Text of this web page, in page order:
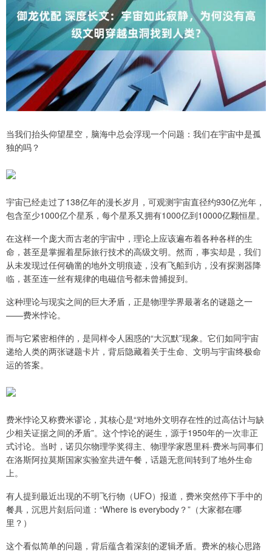
当我们抬头仰望星空，脑海中总会浮现一个问题：我们在宇宙中是孤
独的吗？
宇宙已经走过了138亿年的漫长岁月，可观测宇宙直径约930亿光年，
包含至少1000亿个星系，每个星系又拥有1000亿到10000亿颗恒星。
在这样一个庞大而古老的宇宙中，理论上应该遍布着各种各样的生
命，甚至是掌握着星际旅行技术的高级文明。然而，事实却是，我们
从未发现过任何确凿的地外文明痕迹，没有飞船到访，没有探测器降
临，甚至连一丝有规律的电磁信号都未曾捕捉到。
这种理论与现实之间的巨大矛盾，正是物理学界最著名的谜题之一
——费米悖论。
而与它紧密相伴的，是同样令人困惑的“大沉默”现象。它们如同宇宙
递给人类的两张谜题卡片，背后隐藏着关于生命、文明与宇宙终极命
运的答案。
费米悖论又称费米谬论，其核心是“对地外文明存在性的过高估计与缺
少相关证据之间的矛盾”。这个悖论的诞生，源于1950年的一次非正
式讨论。当时，诺贝尔物理学奖得主、物理学家恩里科·费米与同事们
在洛斯阿拉莫斯国家实验室共进午餐，话题无意间转到了地外生命
上。
有人提到最近出现的不明飞行物（UFO）报道，费米突然停下手中的
餐具，沉思片刻后问道：“Where is everybody？”（大家都在哪
里？）
这个看似简单的问题，背后蕴含着深刻的逻辑矛盾。费米的核心思路